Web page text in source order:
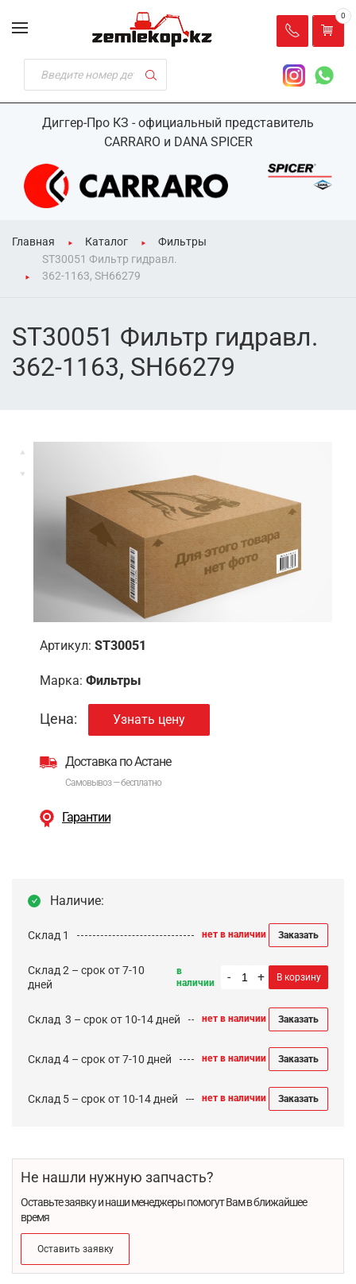
Диггер-Про КЗ - официальный представитель
CARRARO и DANA SPICER
0
Главная Каталог
Фильтры
ST30051 Фильтр гидравл.
362-1163, SH66279
ST30051 Фильтр гидравл.
362-1163, SH66279
Артикул: ST30051
Марка: Фильтры
Цена: Узнать цену
Доставка по Астане
Самовывоз — бесплатно
Гарантии
Наличие:
Склад 1 нет в наличии Заказать
Склад 2 – срок от 7-10
дней
в
наличии
- + В корзину
Cклад 3 – срок от 10-14 дней нет в наличии Заказать
Склад 4 – срок от 7-10 дней нет в наличии Заказать
Склад 5 – срок от 10-14 дней нет в наличии Заказать
Не нашли нужную запчасть?
Оставьте заявку и наши менеджеры помогут Вам в ближайшее
время
Оставить заявку